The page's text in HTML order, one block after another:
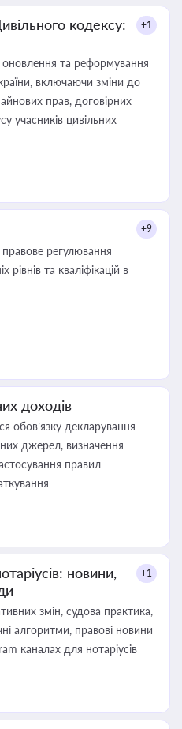
кодексу:
+1
та реформування
включаючи зміни до
прав, договірних
учасників цивільних
+9
регулювання
рівнів та кваліфікацій в
доходів
обов’язку декларування
джерел, визначення
правил
новини,
+1
змін, судова практика,
алгоритми, правові новини
каналах для нотаріусів